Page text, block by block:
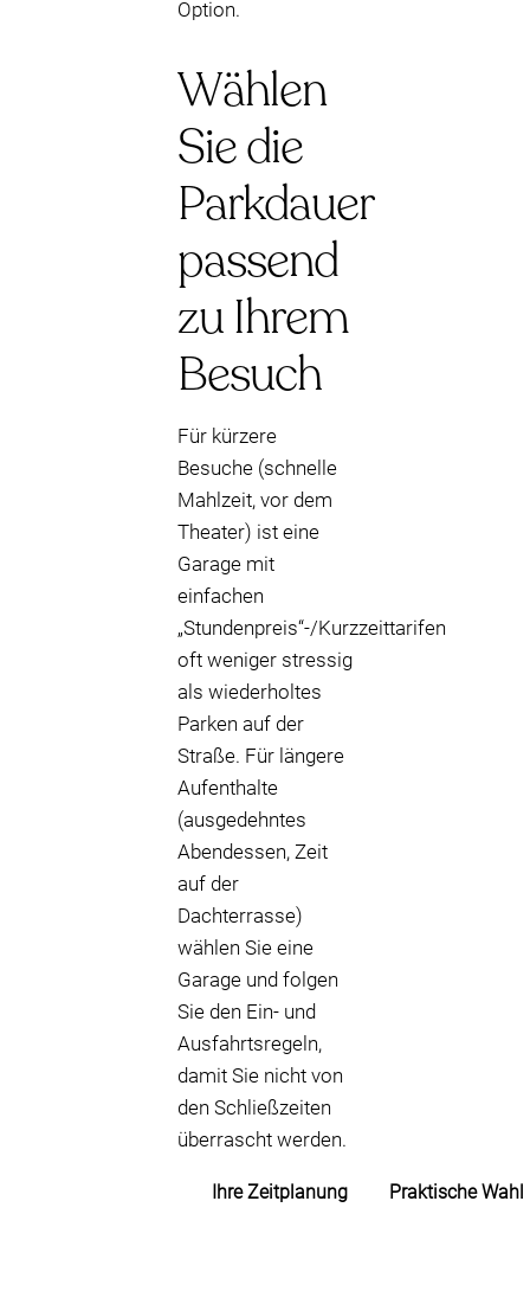
Option.
Wählen
Sie die
Parkdauer
passend
zu Ihrem
Besuch
Für kürzere
Besuche (schnelle
Mahlzeit, vor dem
Theater) ist eine
Garage mit
einfachen
„Stundenpreis“-/Kurzzeittarifen
oft weniger stressig
als wiederholtes
Parken auf der
Straße. Für längere
Aufenthalte
(ausgedehntes
Abendessen, Zeit
auf der
Dachterrasse)
wählen Sie eine
Garage und folgen
Sie den Ein- und
Ausfahrtsregeln,
damit Sie nicht von
den Schließzeiten
überrascht werden.
Ihre Zeitplanung Praktische Wahl